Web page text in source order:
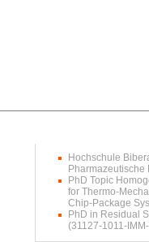
Hochschule
Pharmazeutische
PhD Topic
for Thermo-
Chip-Package
PhD in Residual
(31127-1011-